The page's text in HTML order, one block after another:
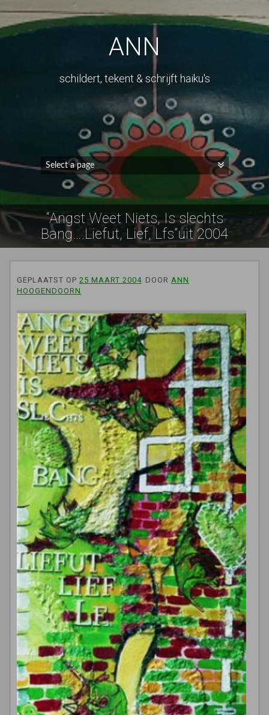
ANN
schildert, tekent & schrijft haiku's
“Angst Weet Niets, Is slechts
Bang….Liefut, Lief, Lfs”uit 2004
GEPLAATST OP 25 MAART 2004 DOOR ANN
HOOGENDOORN